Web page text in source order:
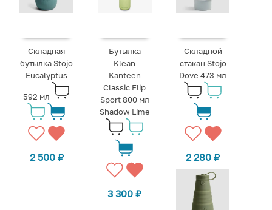
Складная
бутылка Stojo
Eucalyptus
592 мл
2 500 ₽
Бутылка
Klean
Kanteen
Classic Flip
Sport 800 мл
Shadow Lime
3 300₽
Складной
стакан Stojo
Dove 473 мл
2 280₽